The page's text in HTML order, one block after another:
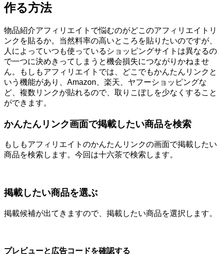
作る方法
物品紹介アフィリエイトで悩むのがどこのアフィリエイトリ
ンクを貼るか。当然料率の高いところを貼りたいのですが、
人によっていつも使っているショッピングサイトは異なるの
で一つに決めきってしまうと機会損失につながりかねませ
ん。もしもアフィリエイトでは、どこでもかんたんリンクと
いう機能があり、Amazon、楽天、ヤフーショッピングな
ど、複数リンクが貼れるので、取りこぼしを少なくすること
ができます。
かんたんリンク画面で掲載したい商品を検索
もしもアフィリエイトのかんたんリンクの画面で掲載したい
商品を検索します。今回は十六茶で検索します。
掲載したい商品を選ぶ
掲載候補が出てきますので、掲載したい商品を選択します。
プレビューと広告コードを確認する